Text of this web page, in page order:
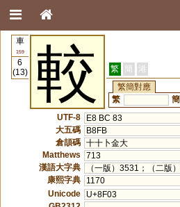
車
159
6
(13)
較 繁 簡 港
繁簡對應
繁
簡
UTF-8
E8 BC 83
大五碼
B8FB
倉頡碼 十十卜金大
Matthews
713
漢語大字典
（一版）3531；（二版
康熙字典
1170
Unicode
U+8F03